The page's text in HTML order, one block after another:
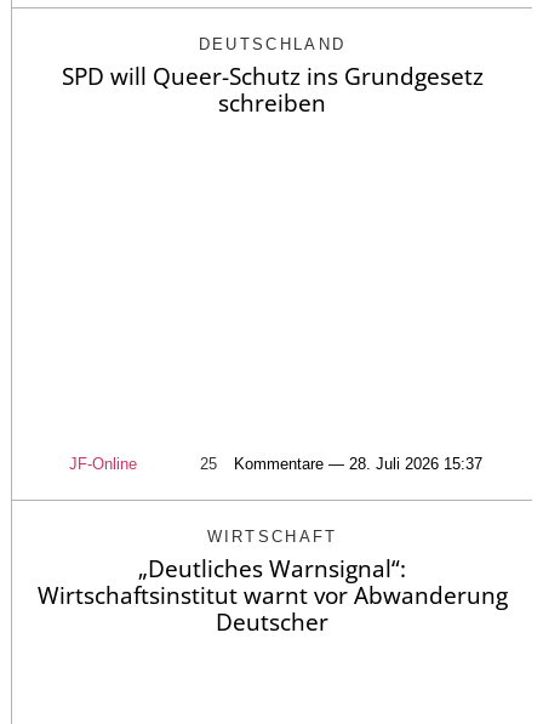
DEUTSCHLAND
SPD will Queer-Schutz ins Grundgesetz
schreiben
JF-Online 25 Kommentare — 28. Juli 2026 15:37
WIRTSCHAFT
„Deutliches Warnsignal“:
Wirtschaftsinstitut warnt vor Abwanderung
Deutscher